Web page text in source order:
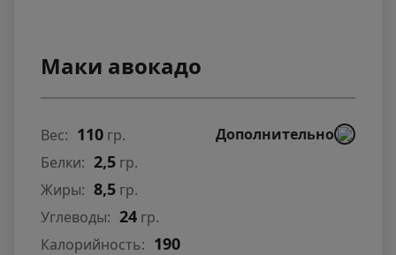
Маки авокадо
Вес: 110 гр.
Белки: 2,5 гр.
Жиры: 8,5 гр.
Углеводы: 24 гр.
Калорийность: 190
Дополнительно